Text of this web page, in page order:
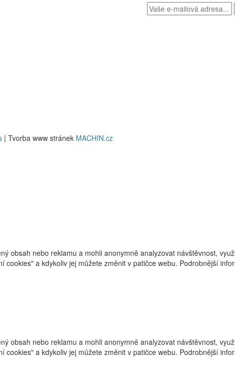
| Tvorba www stránek MACHIN.cz
obsah nebo reklamu a mohli anonymně analyzovat návštěvnost,
a kdykoliv jej můžete změnit v patičce webu. Podrobnější
obsah nebo reklamu a mohli anonymně analyzovat návštěvnost,
a kdykoliv jej můžete změnit v patičce webu. Podrobnější